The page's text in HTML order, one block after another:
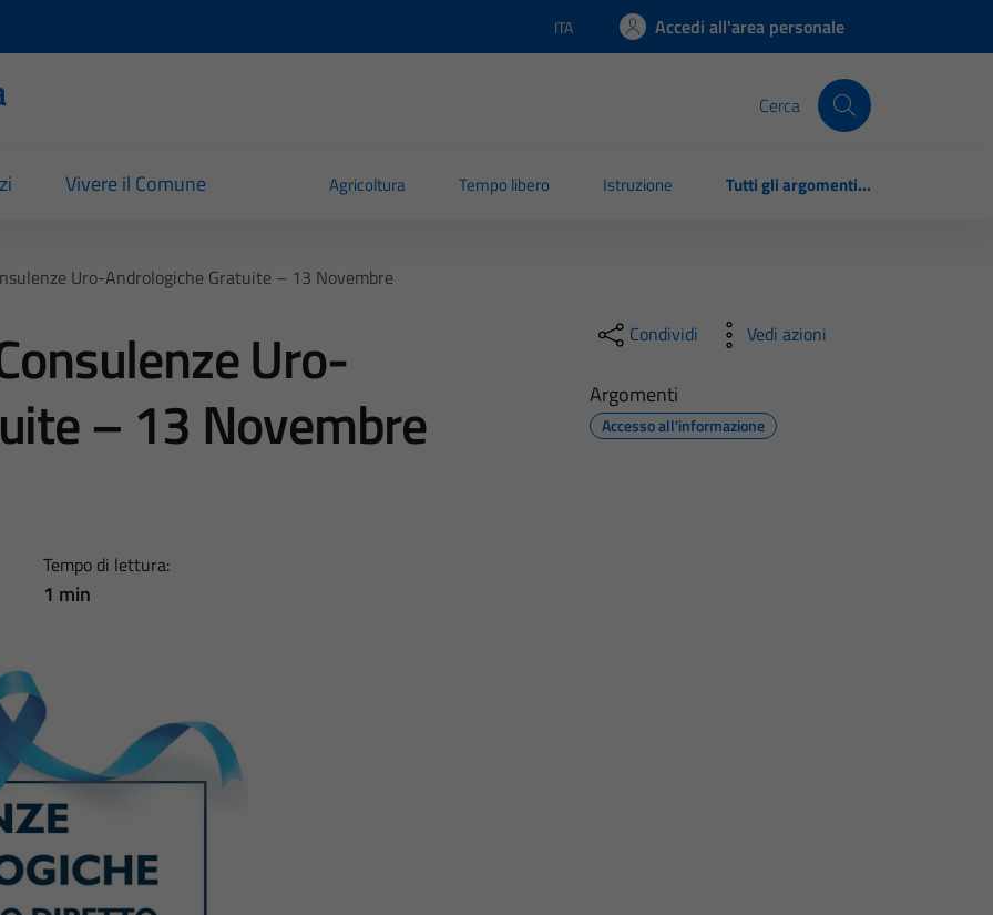
Lingua attiva:
ITA Accedi all'area personale
Cerca
Vivere il Comune Agricoltura Tempo libero Istruzione Tutti gli argomenti...
Uro-Andrologiche Gratuite – 13 Novembre
Uro-
– 13 Novembre
Tempo di lettura:
1 min
Condividi Vedi azioni
Argomenti
Accesso all'informazione